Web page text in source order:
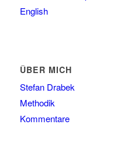
English
ÜBER MICH
Stefan Drabek
Methodik
Kommentare